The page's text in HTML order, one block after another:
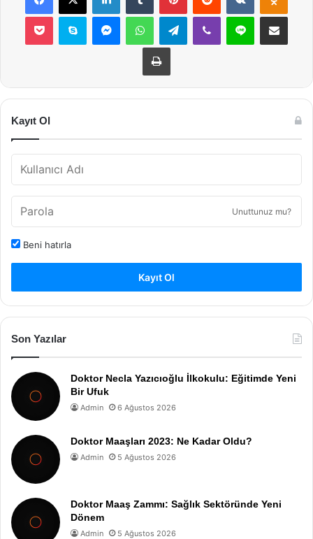
Pocket Skype MessengerWhatsAppTelegramViber Line E-Posta ile
Yazdır
Kayıt Ol
Unuttunuz mu?
Beni hatırla
Kayıt Ol
Son Yazılar
Doktor Necla Yazıcıoğlu İlkokulu: Eğitimde Yeni
Bir Ufuk
Admin 6 Ağustos 2026
Doktor Maaşları 2023: Ne Kadar Oldu?
Admin 5 Ağustos 2026
Doktor Maaş Zammı: Sağlık Sektöründe Yeni
Dönem
Admin 5 Ağustos 2026